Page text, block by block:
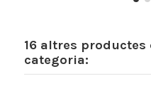
16 altres
categoria: